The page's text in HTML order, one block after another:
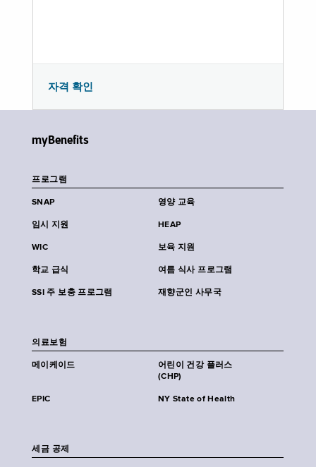
자격 확인
myBenefits
프로그램
SNAP 영양 교육
임시 지원 HEAP
WIC 보육 지원
학교 급식 여름 식사 프로그램
SSI 주 보충 프로그램 재향군인 사무국
의료보험
메이케이드
어린이 건강 플러스
(CHP)
EPIC NY State of Health
세금 공제